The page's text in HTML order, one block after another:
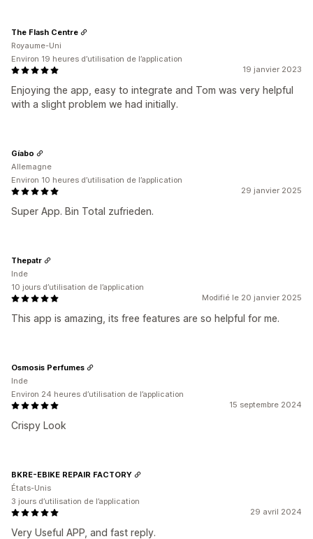
19 janvier 2023
Enjoying the app, easy to integrate and Tom was very helpful
with a slight problem we had initially.
The Flash Centre
Royaume-Uni
Environ 19 heures d’utilisation de l’application
29 janvier 2025
Super App. Bin Total zufrieden.
Gíabo
Allemagne
Environ 10 heures d’utilisation de l’application
Modifié le 20 janvier 2025
This app is amazing, its free features are so helpful for me.
Thepatr
Inde
10 jours d’utilisation de l’application
15 septembre 2024
Crispy Look
Osmosis Perfumes
Inde
Environ 24 heures d’utilisation de l’application
29 avril 2024
Very Useful APP, and fast reply.
BKRE-EBIKE REPAIR FACTORY
États-Unis
3 jours d’utilisation de l’application